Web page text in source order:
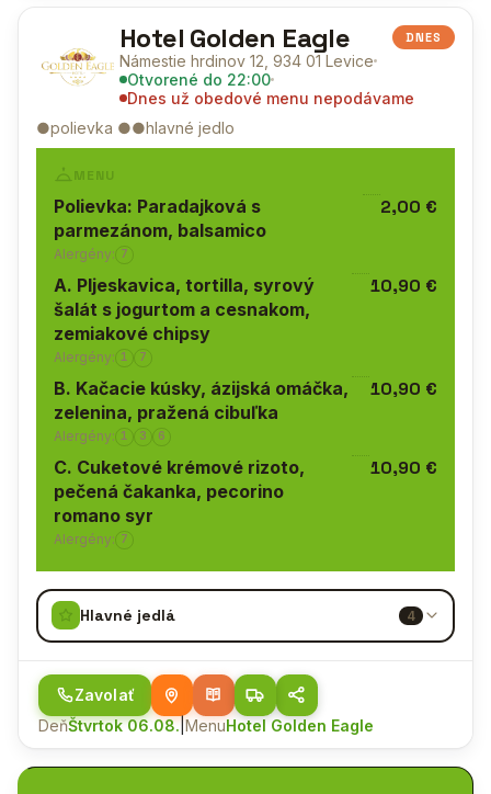
Hotel Golden Eagle
Námestie hrdinov 12, 934 01 Levice
Otvorené do 22:00
Dnes už obedové menu nepodávame
DNES
●polievka ●●hlavné jedlo
MENU
Polievka: Paradajková s
parmezánom, balsamico
2,00 €
Alergény: 7
A. Pljeskavica, tortilla, syrový
šalát s jogurtom a cesnakom,
zemiakové chipsy
10,90 €
Alergény: 1 7
B. Kačacie kúsky, ázijská omáčka,
zelenina, pražená cibuľka
10,90 €
Alergény: 1 3 6
C. Cuketové krémové rizoto,
pečená čakanka, pecorino
romano syr
10,90 €
Alergény: 7
Hlavné jedlá 4
Zavolať
DeňŠtvrtok 06.08.|MenuHotel Golden Eagle